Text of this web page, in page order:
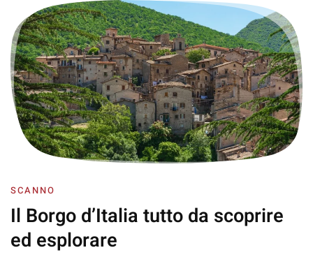
SCANNO
Il Borgo d’Italia tutto da scoprire
ed esplorare